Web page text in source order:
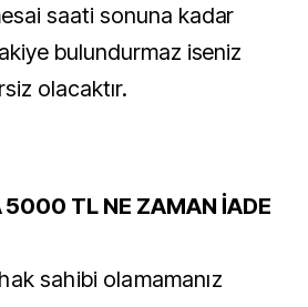
saati sonuna kadar
bulundurmaz iseniz
olacaktır.
5000 TL NE ZAMAN İADE
sahibi olamamanız